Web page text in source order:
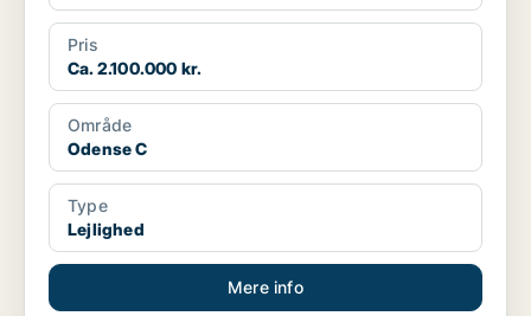
Pris
Ca. 2.100.000 kr.
Område
Odense C
Type
Lejlighed
Mere info